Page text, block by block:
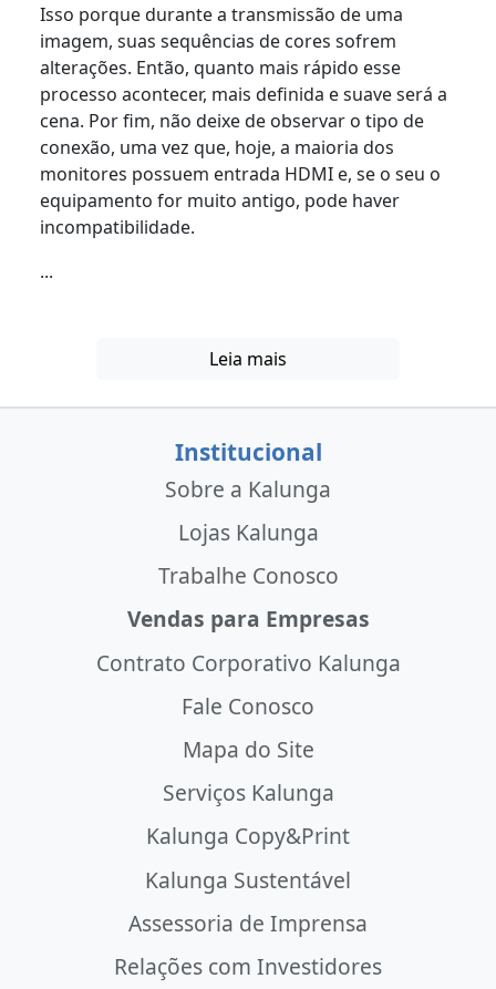
Isso porque durante a transmissão de uma
imagem, suas sequências de cores sofrem
alterações. Então, quanto mais rápido esse
processo acontecer, mais definida e suave será a
cena. Por fim, não deixe de observar o tipo de
conexão, uma vez que, hoje, a maioria dos
monitores possuem entrada HDMI e, se o seu o
equipamento for muito antigo, pode haver
incompatibilidade.
...
Leia mais
Institucional
Sobre a Kalunga
Lojas Kalunga
Trabalhe Conosco
Vendas para Empresas
Contrato Corporativo Kalunga
Fale Conosco
Mapa do Site
Serviços Kalunga
Kalunga Copy&Print
Kalunga Sustentável
Assessoria de Imprensa
Relações com Investidores